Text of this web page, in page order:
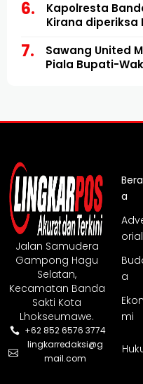
Kapolresta
Kirana diperiksa
Sawang United
Piala Bupati-
Jalan Samudera
Gampong Hagu
Selatan,
Kecamatan Banda
Sakti Kota
Lhokseumawe.
+62 852 6576 3774
lingkarredaksi@g
mail.com
a
orial
a
mi